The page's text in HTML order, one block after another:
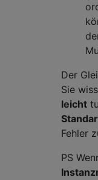
Der
Sie
leicht
Fehler
PS